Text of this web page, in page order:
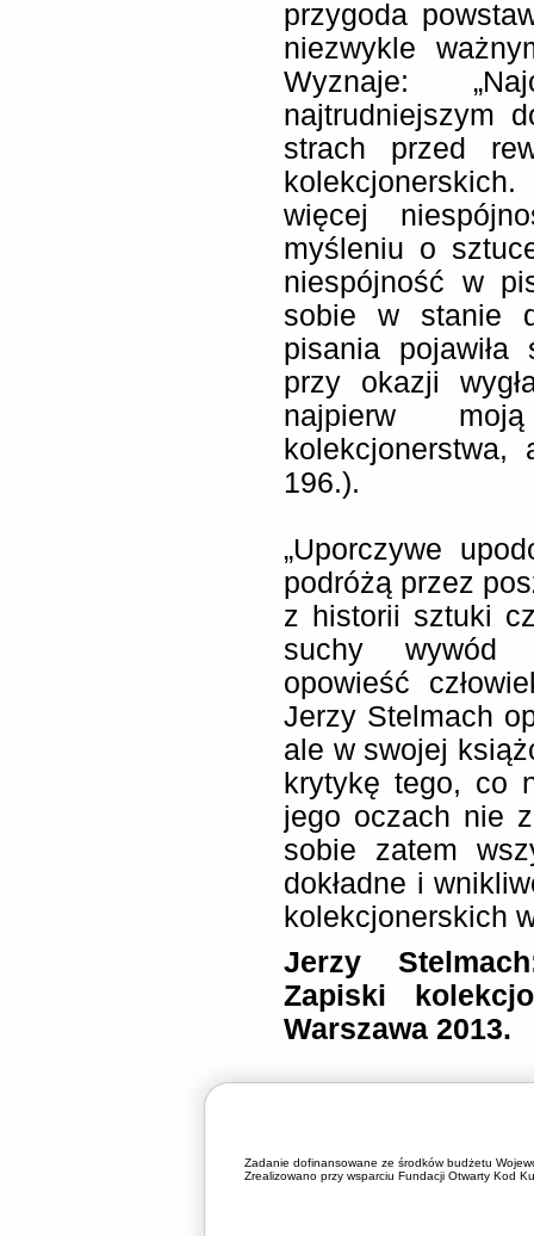
przygoda
niezwykle
Wyznaje:
najtrudniejszym
strach przed
więcej
myśleniu o
niespójność w
sobie w stanie
pisania
przy okazji
najpierw
196.).
„Uporczywe
podróżą przez
z historii sztuki
suchy wywód
opowieść
Jerzy Stelmach
ale w swojej
krytykę tego, co
jego oczach nie
sobie zatem
dokładne i
kolekcjonerskich
Jerzy
Zapiski
Warszawa 2013.
Zadanie dofinansowane ze środków budżetu
Zrealizowano przy wsparciu Fundacji Otwarty Kod